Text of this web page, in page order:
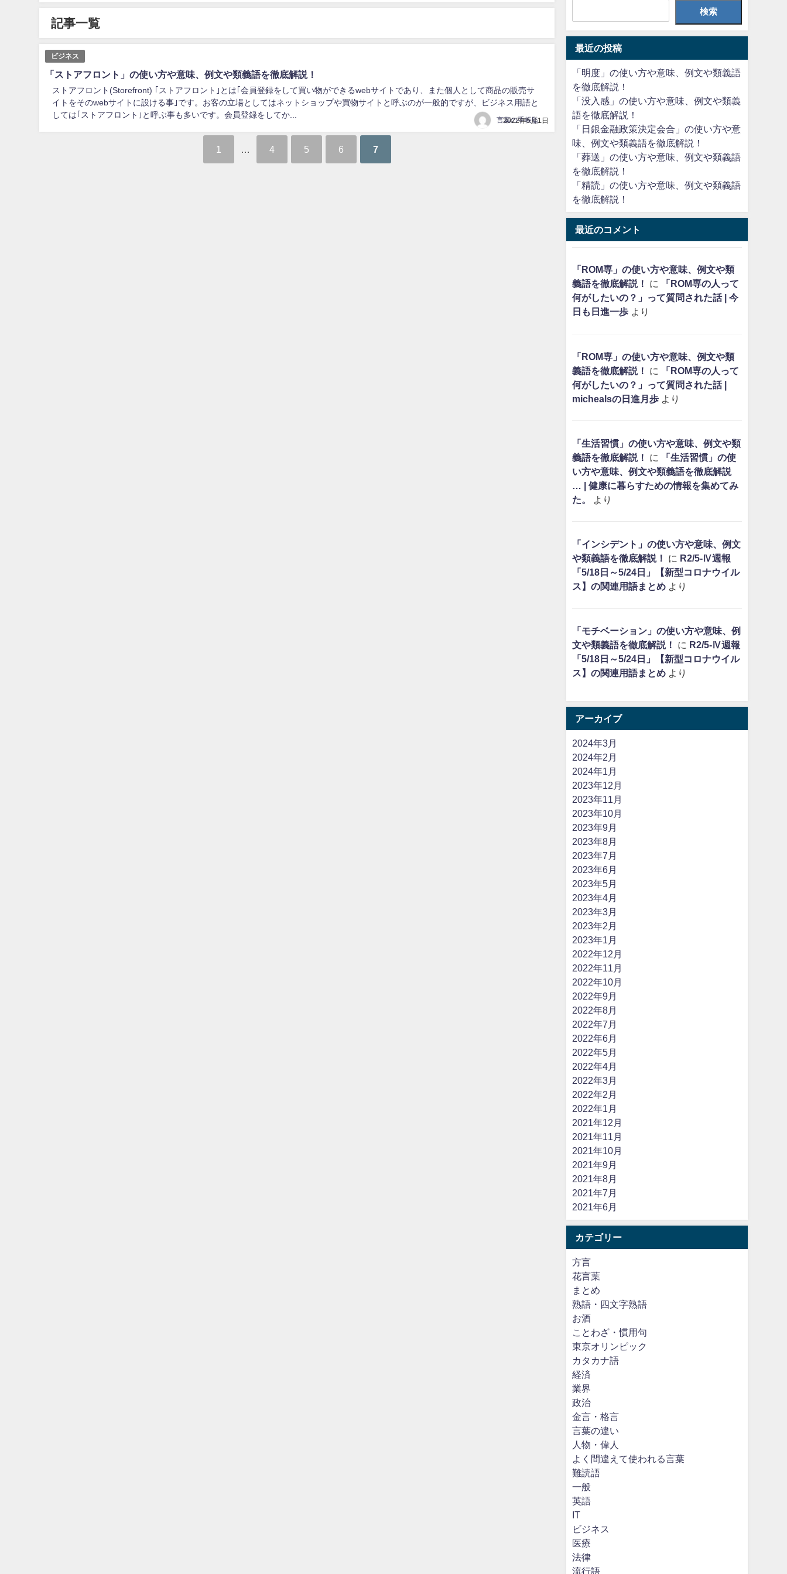
記事一覧
「ストアフロント」の使い方や意味、例文や類義語を徹底解説！
ストアフロント(Storefront) ｢ストアフロント｣とは｢会員登録をして買い物ができるwebサイトであり、また個人として商品の販売サ
イトをそのwebサイトに設ける事｣です。お客の立場としてはネットショップや買物サイトと呼ぶのが一般的ですが、ビジネス用語と
しては｢ストアフロント｣と呼ぶ事も多いです。会員登録をしてか...
ビジネス
2022年5月1日
言葉の手帳監修者
1 4 5 6 7
検索
最近の投稿
「明度」の使い方や意味、例文や類義語
を徹底解説！
「没入感」の使い方や意味、例文や類義
語を徹底解説！
「日銀金融政策決定会合」の使い方や意
味、例文や類義語を徹底解説！
「葬送」の使い方や意味、例文や類義語
を徹底解説！
「精読」の使い方や意味、例文や類義語
を徹底解説！
最近のコメント
「ROM専」の使い方や意味、例文や類
義語を徹底解説！
に
「ROM専の人って
何がしたいの？」って質問された話 | 今
日も日進一歩より
「ROM専」の使い方や意味、例文や類
義語を徹底解説！
に
「ROM専の人って
何がしたいの？」って質問された話 |
michealsの日進月歩より
「生活習慣」の使い方や意味、例文や類
義語を徹底解説！
に
「生活習慣」の使
い方や意味、例文や類義語を徹底解説
… | 健康に暮らすための情報を集めてみ
た。
より
「インシデント」の使い方や意味、例文
や類義語を徹底解説！
に R2/5-Ⅳ週報
「5/18日～5/24日」【新型コロナウイル
ス】の関連用語まとめより
「モチベーション」の使い方や意味、例
文や類義語を徹底解説！
に R2/5-Ⅳ週報
「5/18日～5/24日」【新型コロナウイル
ス】の関連用語まとめより
アーカイブ
2024年3月
2024年2月
2024年1月
2023年12月
2023年11月
2023年10月
2023年9月
2023年8月
2023年7月
2023年6月
2023年5月
2023年4月
2023年3月
2023年2月
2023年1月
2022年12月
2022年11月
2022年10月
2022年9月
2022年8月
2022年7月
2022年6月
2022年5月
2022年4月
2022年3月
2022年2月
2022年1月
2021年12月
2021年11月
2021年10月
2021年9月
2021年8月
2021年7月
2021年6月
カテゴリー
方言
花言葉
まとめ
熟語・四文字熟語
お酒
ことわざ・慣用句
東京オリンピック
カタカナ語
経済
業界
政治
金言・格言
言葉の違い
人物・偉人
よく間違えて使われる言葉
難読語
一般
英語
IT
ビジネス
医療
法律
流行語